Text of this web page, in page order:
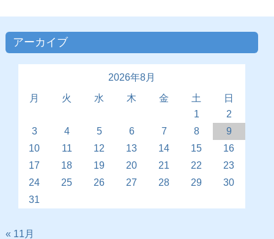
アーカイブ
2026年8月
月
火 水 木 金 土
日
1
2
3
4 5 6 7 8
9
10
11 12 13 14 15
16
17
18 19 20 21 22
23
24
25 26 27 28 29
30
31
« 11月